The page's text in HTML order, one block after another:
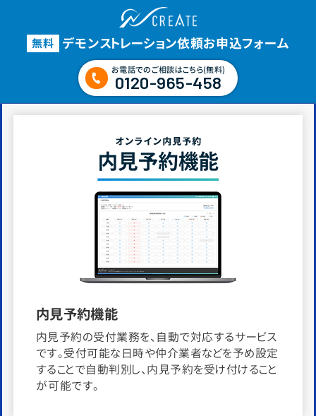
無料 デモンストレーション依頼お申込フォーム
お電話でのご相談はこちら(無料)
0120-965-458
内見予約機能
内見予約の受付業務を、自動で対応するサービス
です。受付可能な日時や仲介業者などを予め設定
することで自動判別し、内見予約を受け付けること
が可能です。